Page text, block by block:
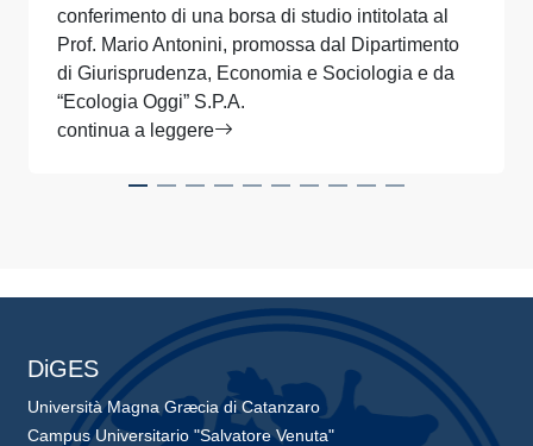
conferimento di una borsa di studio intitolata al
Prof. Mario Antonini, promossa dal Dipartimento
di Giurisprudenza, Economia e Sociologia e da
“Ecologia Oggi” S.P.A.
continua a leggere
DiGES
Università Magna Græcia di Catanzaro
Campus Universitario "Salvatore Venuta"